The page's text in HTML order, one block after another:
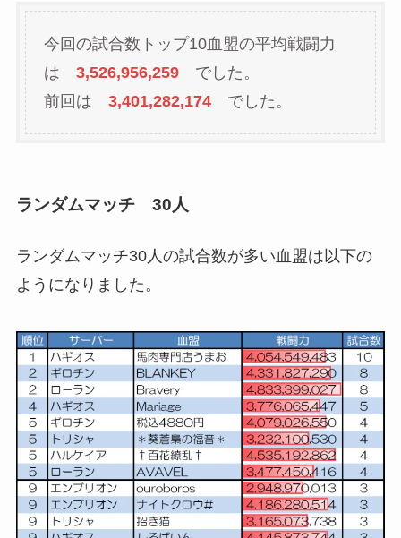
今回の試合数トップ10血盟の平均戦闘力
は 3,526,956,259
でした。
前回は 3,401,282,174でした。
ランダムマッチ 30人
ランダムマッチ30人の試合数が多い血盟は以下の
ようになりました。